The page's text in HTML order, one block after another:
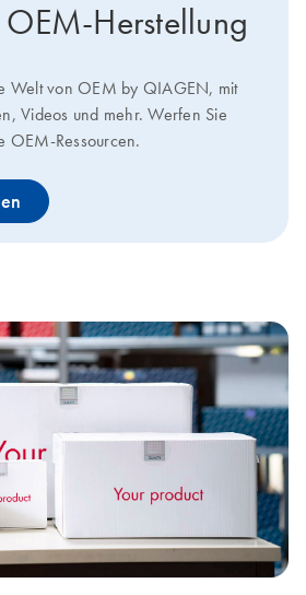
Herstellung
Welt von OEM by QIAGEN, mit
Videos und mehr. Werfen Sie
OEM-Ressourcen.